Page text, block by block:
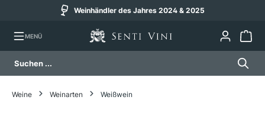
Weinhändler des Jahres 2024 & 2025
MENÜ
Weine Weinarten Weißwein